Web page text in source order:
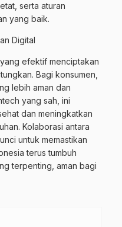
serta aturan
yang baik.
Digital
efektif menciptakan
Bagi konsumen,
lebih aman dan
yang sah, ini
dan meningkatkan
Kolaborasi antara
untuk memastikan
terus tumbuh
terpenting, aman bagi